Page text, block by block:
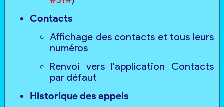
Contacts
Affichage des contacts et tous leurs
numéros
Renvoi vers l'application Contacts
par défaut
Historique des appels